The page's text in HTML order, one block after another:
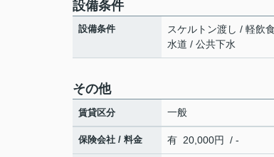
設備条件
設備条件
スケルトン渡し / 軽飲
水道 / 公共下水
その他
賃貸区分 一般
保険会社 / 料金 有 20,000円 / -